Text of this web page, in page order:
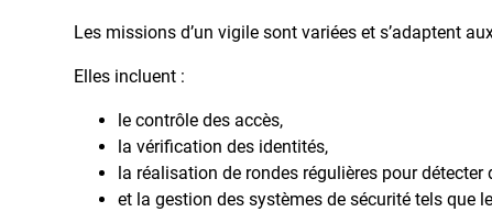
Les missions d’un vigile sont variées et s’adaptent
Elles incluent :
le contrôle des accès,
la vérification des identités,
la réalisation de rondes régulières pour détecter
et la gestion des systèmes de sécurité tels que